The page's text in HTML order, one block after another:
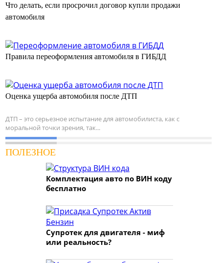
Что делать, если просрочил договор купли продажи
автомобиля
Правила переоформления автомобиля в ГИБДД
Оценка ущерба автомобиля после ДТП
ДТП – это серьезное испытание для автомобилиста, как с
моральной точки зрения, так...
ПОЛЕЗНОЕ
Комплектация авто по ВИН коду
бесплатно
Супротек для двигателя - миф
или реальность?